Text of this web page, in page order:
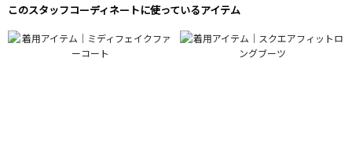
このスタッフコーディネートに使っているアイテム